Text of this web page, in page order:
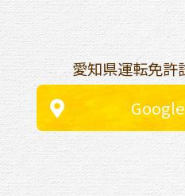
愛知県運転免許